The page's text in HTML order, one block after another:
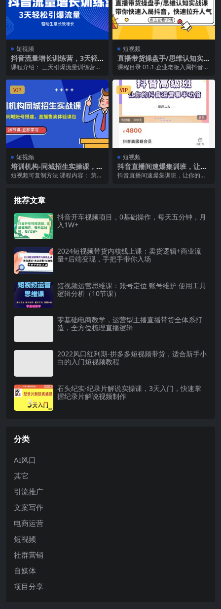
短视频
抖音流量增长训练营，3天轻
松引爆流量，驱动生意长效增
课程介绍： 三天引爆流量训练营。
握抖音流量增长逻辑...
短视频
直播带货操盘手/思维认知实战
课：带你快速入局抖音，快速
课程目录 01.1.企业老板入局抖音稳
抖...
VIP
短视频
培训机构-同城招生实操课，教
你同城账号搭建，直播售卖体
短视频可复制方法 课程内容： 第1
VIP
短视频
抖音直播间速爆集训班，让你
的抖音运营事半功倍 原价480
抖音直播间速爆集训班，让你的抖
推荐文章
抖音开车视频项目，0基础操作，每天五分钟，月
入1W+
2024短视频带货内核线上课：卖货逻辑+商业流
量+后端变现，手把手带你入场
短视频运营思维课：账号定位 账号维护 使用工具
逻辑分析（10节课）
零基础电商教学，运营型主播直播带货全体系打
造，全方位梳理直播逻辑
2022风口红利期-拼多多短视频带货，适合新手小
白的入门短视频教程
石头纪实·纪录片解说实操课，3天入门，快速掌
握纪录片解说视频制作
分类
AI风口
其它
引流推广
文案写作
电商运营
短视频
社群营销
自媒体
项目分享